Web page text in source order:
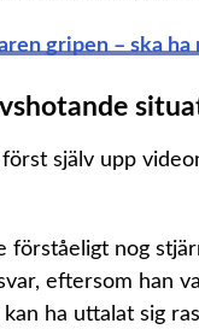
gripen – ska
själv upp
förståeligt nog
eftersom han
ha uttalat sig